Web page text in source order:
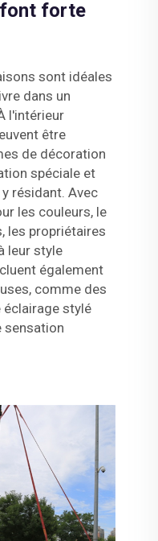
forte
sont idéales
dans un
l'intérieur
être
de décoration
spéciale et
résidant. Avec
les couleurs, le
les propriétaires
leur style
également
comme des
stylé
sensation